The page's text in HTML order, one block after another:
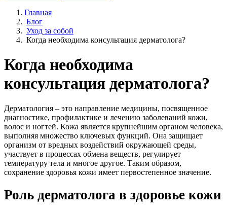
Главная
Блог
Уход за собой
Когда необходима консультация дерматолога?
Когда необходима
консультация дерматолога?
Дерматология – это направление медицины, посвященное
диагностике, профилактике и лечению заболеваний кожи,
волос и ногтей. Кожа является крупнейшим органом человека,
выполняя множество ключевых функций. Она защищает
организм от вредных воздействий окружающей среды,
участвует в процессах обмена веществ, регулирует
температуру тела и многое другое. Таким образом,
сохранение здоровья кожи имеет первостепенное значение.
Роль дерматолога в здоровье кожи